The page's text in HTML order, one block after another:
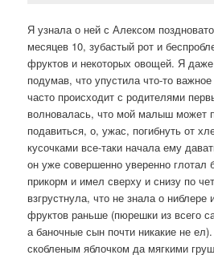
Я узнала о ней с Алексом
месяцев 10, зубастый рот и
фруктов и некоторых овощей. Я даже
подумав, что упустила что-то
часто происходит с родителями
волновалась, что мой малыш может
подавиться, о, ужас, погибнуть от
кусочками все-таки начала ему
он уже совершенно уверенно глотал
прикорм и имел сверху и снизу по
взгрустнула, что не знала о ниблере
фруктов раньше (пюрешки из всего
а баночные сын почти никакие не
скобленым яблочком да мягкими